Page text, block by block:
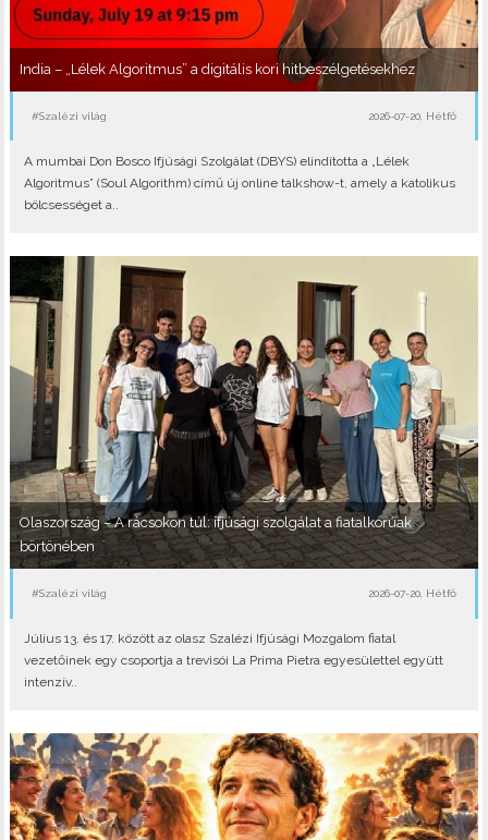
India – „Lélek Algoritmus” a digitális kori hitbeszélgetésekhez
#Szalézi világ 2026-07-20, Hétfő
A mumbai Don Bosco Ifjúsági Szolgálat (DBYS) elindította a „Lélek
Algoritmus” (Soul Algorithm) című új online talkshow-t, amely a katolikus
bölcsességet a..
Olaszország – A rácsokon túl: ifjúsági szolgálat a fiatalkorúak
börtönében
#Szalézi világ 2026-07-20, Hétfő
Július 13. és 17. között az olasz Szalézi Ifjúsági Mozgalom fiatal
vezetőinek egy csoportja a trevisói La Prima Pietra egyesülettel együtt
intenzív..